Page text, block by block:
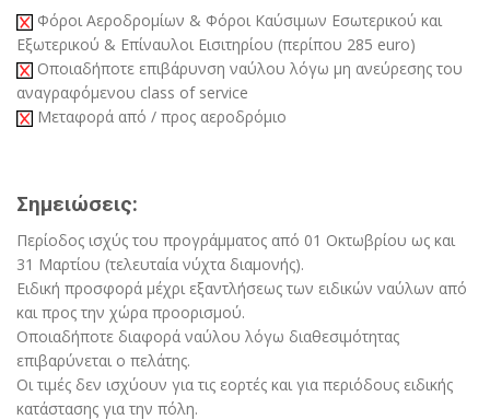
Φόροι Αεροδρομίων & Φόροι Καύσιμων Εσωτερικού και
Εξωτερικού & Επίναυλοι Εισιτηρίου (περίπου 285 euro)
Οποιαδήποτε επιβάρυνση ναύλου λόγω μη ανεύρεσης του
αναγραφόμενου class of service
Μεταφορά από / προς αεροδρόμιο
Σημειώσεις:
Περίοδος ισχύς του προγράμματος από 01 Οκτωβρίου ως και
31 Μαρτίου (τελευταία νύχτα διαμονής).
Ειδική προσφορά μέχρι εξαντλήσεως των ειδικών ναύλων από
και προς την χώρα προορισμού.
Οποιαδήποτε διαφορά ναύλου λόγω διαθεσιμότητας
επιβαρύνεται ο πελάτης.
Οι τιμές δεν ισχύουν για τις εορτές και για περιόδους ειδικής
κατάστασης για την πόλη.